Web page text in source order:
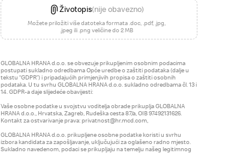
Životopis(nije obavezno)
Možete priložiti više datoteka formata .doc, .pdf, .jpg,
.jpeg ili .png veličine do 2 MB
GLOBALNA HRANA d.o.o. se obvezuje prikupljenim osobnim podacima
postupati sukladno odredbama Opće uredbe o zaštiti podataka (dalje u
tekstu “GDPR”) i pripadajućih primjenjivih propisa o zaštiti osobnih
podataka. U tu svrhu GLOBALNA HRANA d.o.o. sukladno odredbama čl. 13 i
14. GDPR-a daje slijedeće obavijesti:
Vaše osobne podatke u svojstvu voditelja obrade prikuplja GLOBALNA
HRANA d.o.o., Hrvatska, Zagreb, Rudeška cesta 87/a, OIB 97492131626.
Kontakt za ostvarivanje prava: privatnost@hr.mcd.com,
GLOBALNA HRANA d.o.o. prikupljene osobne podatke koristi u svrhu
izbora kandidata za zapošljavanje, uključujući za oglašeno radno mjesto.
Sukladno navedenom, podaci se prikupljaju na temelju našeg legitimnog